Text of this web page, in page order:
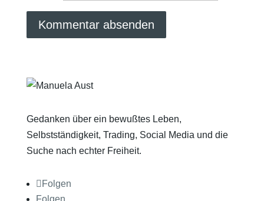
Gedanken über ein bewußtes Leben,
Selbstständigkeit, Trading, Social Media und die
Suche nach echter Freiheit.
Folgen